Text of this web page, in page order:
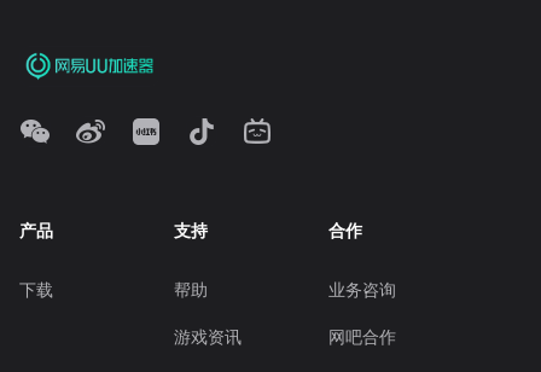
产品
下载
支持
帮助
游戏资讯
合作
业务咨询
网吧合作